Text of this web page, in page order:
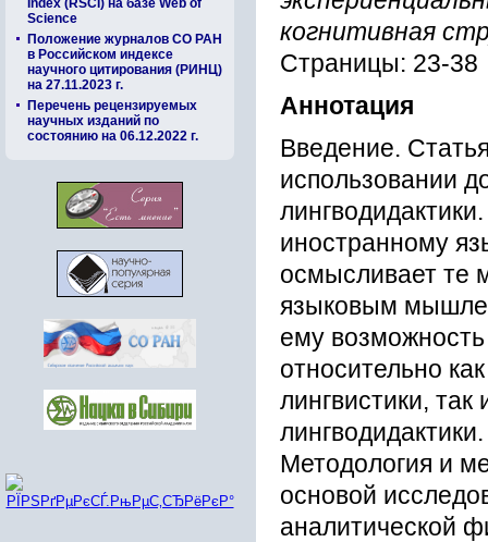
Index (RSCI) на базе Web of
Science
Положение журналов СО РАН
в Российском индексе
научного цитирования (РИНЦ)
на 27.11.2023 г.
Перечень рецензируемых
научных изданий по
состоянию на 06.12.2022 г.
когнитивная
Страницы: 23-38
Аннотация
Введение.
использовании
иностранному
осмысливает те
языковым
ему
относительно
лингвистики,
Методология и
основой
аналитической